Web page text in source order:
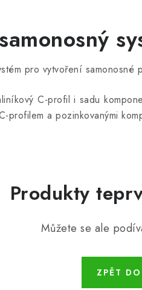
pro vytvoření samonosné
C-profil i sadu
profilem a pozinkovanými
Produkty
Můžete se ale
ZPĚT